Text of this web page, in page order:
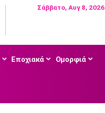
Σάββατο, Αυγ 8, 2026
Εποχιακά Ομορφιά